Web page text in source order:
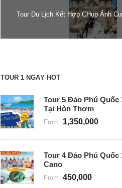
Tour Du Lịch Kết Hợp CHụp Ảnh
TOUR 1 NGÀY HOT
Tour 5 Đảo Phú Quốc
Tại Hòn Thơm
From 1,350,000
Tour 4 Đảo Phú Quốc
Cano
From 450,000